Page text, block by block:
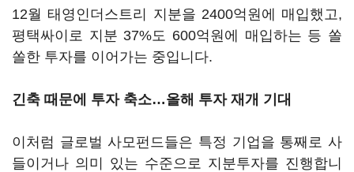
12월 태영인더스트리 지분을 2400억원에 매입했고,
평택싸이로 지분 37%도 600억원에 매입하는 등 쏠
쏠한 투자를 이어가는 중입니다.
긴축 때문에 투자 축소…올해 투자 재개 기대
이처럼 글로벌 사모펀드들은 특정 기업을 통째로 사
들이거나 의미 있는 수준으로 지분투자를 진행합니